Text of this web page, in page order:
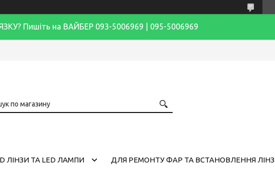
Пишіть на ВАЙБЕР 093-5006969 | 095-5006969
ЛІНЗИ ТА LED ЛАМПИ ДЛЯ РЕМОНТУ ФАР ТА ВСТАНОВЛЕННЯ ЛІНЗ